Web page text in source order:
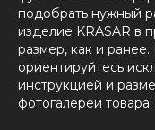
подобрать нужный
изделие KRASAR в
размер, как и
ориентируйтесь
инструкцией и
фотогалереи товара!